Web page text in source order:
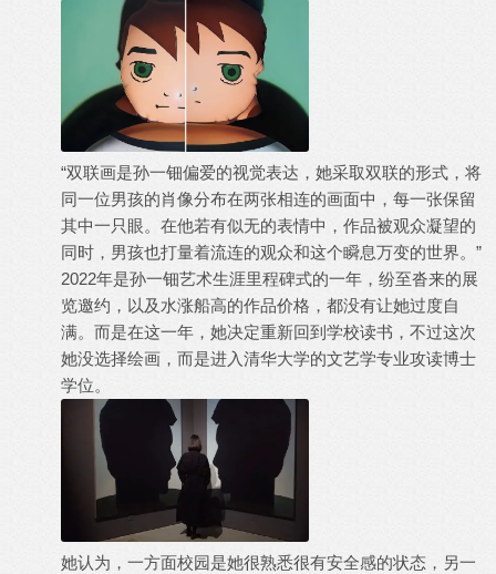
“双联画是孙一钿偏爱的视觉表达，她采取双联的形式，将
同一位男孩的肖像分布在两张相连的画面中，每一张保留
其中一只眼。在他若有似无的表情中，作品被观众凝望的
同时，男孩也打量着流连的观众和这个瞬息万变的世界。”
2022年是孙⼀钿艺术生涯里程碑式的一年，纷至沓来的展
览邀约，以及水涨船高的作品价格，都没有让她过度自
满。而是在这一年，她决定重新回到学校读书，不过这次
她没选择绘画，而是进入清华大学的文艺学专业攻读博士
学位。
她认为，一方面校园是她很熟悉很有安全感的状态，另一